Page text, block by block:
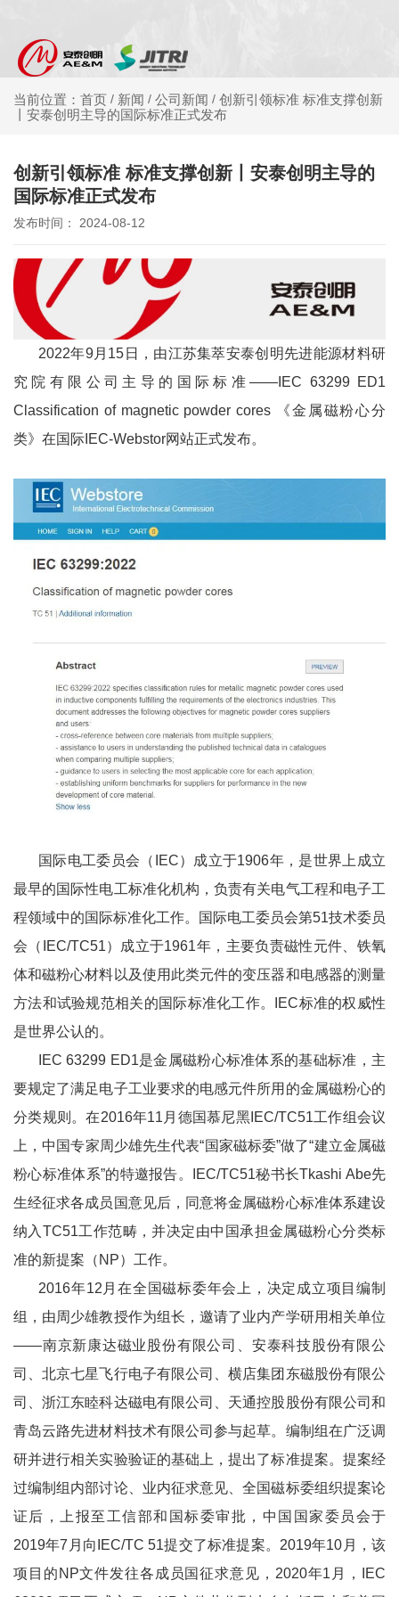
当前位置：首页 / 新闻 / 公司新闻 / 创新引领标准 标准支撑创新
丨安泰创明主导的国际标准正式发布
创新引领标准 标准支撑创新丨安泰创明主导的
国际标准正式发布
发布时间： 2024-08-12
2022年9月15日，由江苏集萃安泰创明先进能源材料研
究院有限公司主导的国际标准——IEC 63299 ED1
Classification of magnetic powder cores 《金属磁粉心分
类》在国际IEC-Webstor网站正式发布。
国际电工委员会（IEC）成立于1906年，是世界上成立
最早的国际性电工标准化机构，负责有关电气工程和电子工
程领域中的国际标准化工作。国际电工委员会第51技术委员
会（IEC/TC51）成立于1961年，主要负责磁性元件、铁氧
体和磁粉心材料以及使用此类元件的变压器和电感器的测量
方法和试验规范相关的国际标准化工作。IEC标准的权威性
是世界公认的。
IEC 63299 ED1是金属磁粉心标准体系的基础标准，主
要规定了满足电子工业要求的电感元件所用的金属磁粉心的
分类规则。在2016年11月德国慕尼黑IEC/TC51工作组会议
上，中国专家周少雄先生代表“国家磁标委”做了“建立金属磁
粉心标准体系”的特邀报告。IEC/TC51秘书长Tkashi Abe先
生经征求各成员国意见后，同意将金属磁粉心标准体系建设
纳入TC51工作范畴，并决定由中国承担金属磁粉心分类标
准的新提案（NP）工作。
2016年12月在全国磁标委年会上，决定成立项目编制
组，由周少雄教授作为组长，邀请了业内产学研用相关单位
——南京新康达磁业股份有限公司、安泰科技股份有限公
司、北京七星飞行电子有限公司、横店集团东磁股份有限公
司、浙江东睦科达磁电有限公司、天通控股股份有限公司和
青岛云路先进材料技术有限公司参与起草。编制组在广泛调
研并进行相关实验验证的基础上，提出了标准提案。提案经
过编制组内部讨论、业内征求意见、全国磁标委组织提案论
证后，上报至工信部和国标委审批，中国国家委员会于
2019年7月向IEC/TC 51提交了标准提案。2019年10月，该
项目的NP文件发往各成员国征求意见，2020年1月，IEC